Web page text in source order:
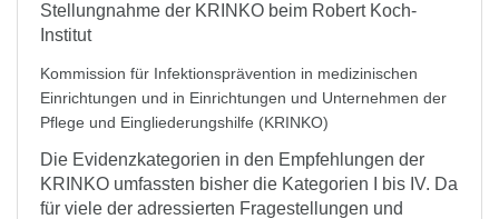
Stellungnahme der KRINKO beim Robert Koch-
Institut
Kommission für Infektionsprävention in medizinischen
Einrichtungen und in Einrichtungen und Unternehmen der
Pflege und Eingliederungshilfe (KRINKO)
Die Evidenzkategorien in den Empfehlungen der
KRINKO umfassten bisher die Kategorien I bis IV. Da
für viele der adressierten Fragestellungen und